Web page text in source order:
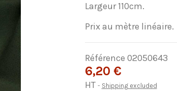
Largeur 110cm.
Prix ​​au mètre linéaire.
Référence 02050643
6,20 €
HT Shipping excluded